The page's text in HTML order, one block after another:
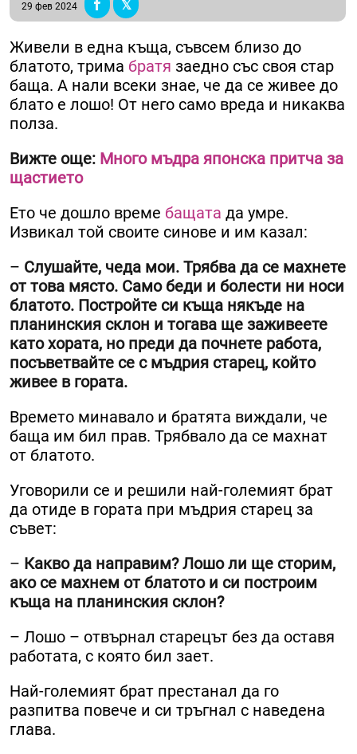
29 фев 2024
Живели в една къща, съвсем близо до
блатото, трима братя заедно със своя стар
баща. А нали всеки знае, че да се живее до
блато е лошо! От него само вреда и никаква
полза.
Вижте още: Много мъдра японска притча за
щастието
Ето че дошло време бащата да умре.
Извикал той своите синове и им казал:
– Слушайте, чеда мои. Трябва да се махнете
от това място. Само беди и болести ни носи
блатото. Постройте си къща някъде на
планинския склон и тогава ще заживеете
като хората, но преди да почнете работа,
посъветвайте се с мъдрия старец, който
живее в гората.
Времето минавало и братята виждали, че
баща им бил прав. Трябвало да се махнат
от блатото.
Уговорили се и решили най-големият брат
да отиде в гората при мъдрия старец за
съвет:
– Какво да направим? Лошо ли ще сторим,
ако се махнем от блатото и си построим
къща на планинския склон?
– Лошо – отвърнал старецът без да оставя
работата, с която бил зает.
Най-големият брат престанал да го
разпитва повече и си тръгнал с наведена
глава.